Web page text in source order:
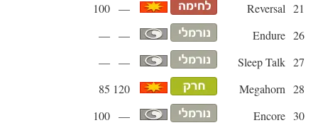
21
Reversal
—
100
26
Endure
—
—
27
Sleep Talk
—
—
28
Megahorn
120
85
30
Encore
—
100